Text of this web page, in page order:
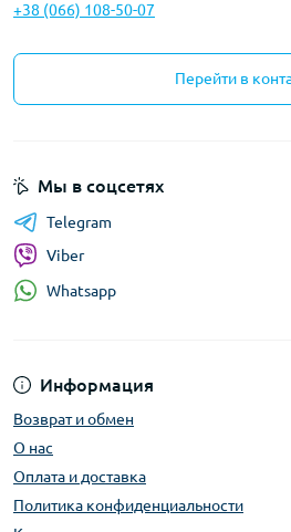
+38 (066) 108-50-07
Перейти в
Информация
Возврат и обмен
О нас
Оплата и доставка
Политика конфиденциальности
Мы в соцсетях
Telegram
Viber
Whatsapp